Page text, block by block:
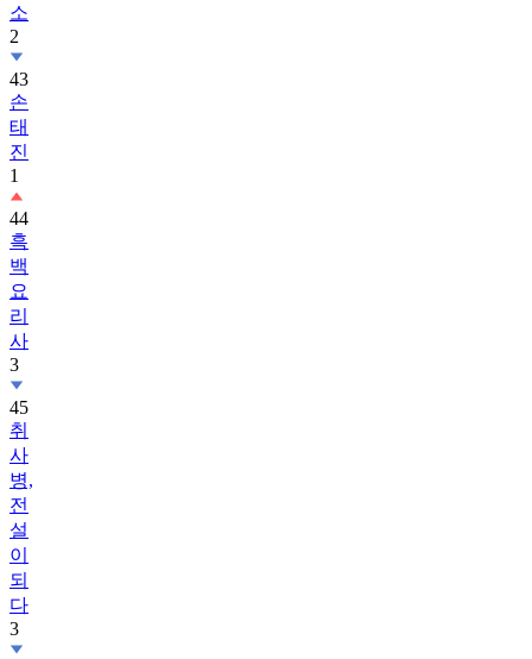
소
2
43
손
태
진
1
44
흑
백
요
리
사
3
45
취
사
병,
전
설
이
되
다
3